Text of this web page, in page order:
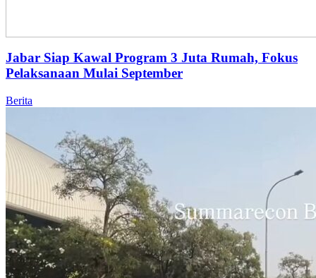
Jabar Siap Kawal Program 3 Juta Rumah, Fokus
Pelaksanaan Mulai September
Berita